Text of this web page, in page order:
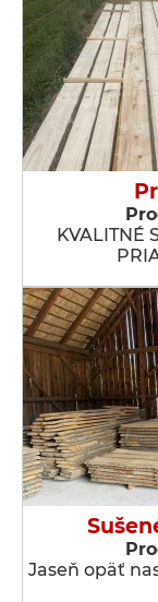
KVALITNÉ
Jaseň opäť